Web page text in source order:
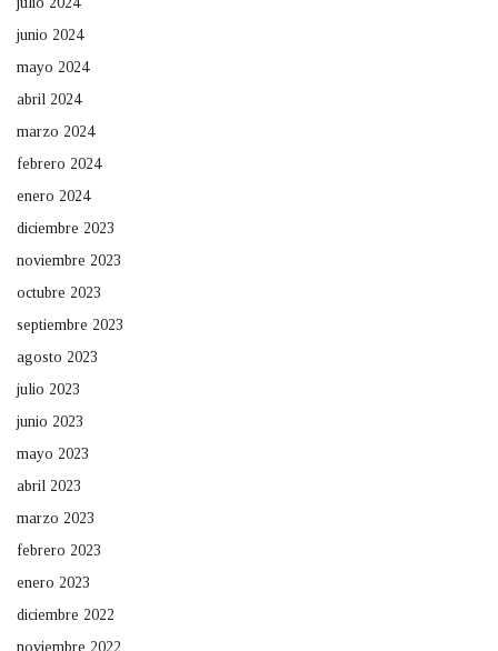
junio 2024
mayo 2024
abril 2024
marzo 2024
febrero 2024
enero 2024
diciembre 2023
noviembre 2023
octubre 2023
septiembre 2023
agosto 2023
julio 2023
junio 2023
mayo 2023
abril 2023
marzo 2023
febrero 2023
enero 2023
diciembre 2022
noviembre 2022